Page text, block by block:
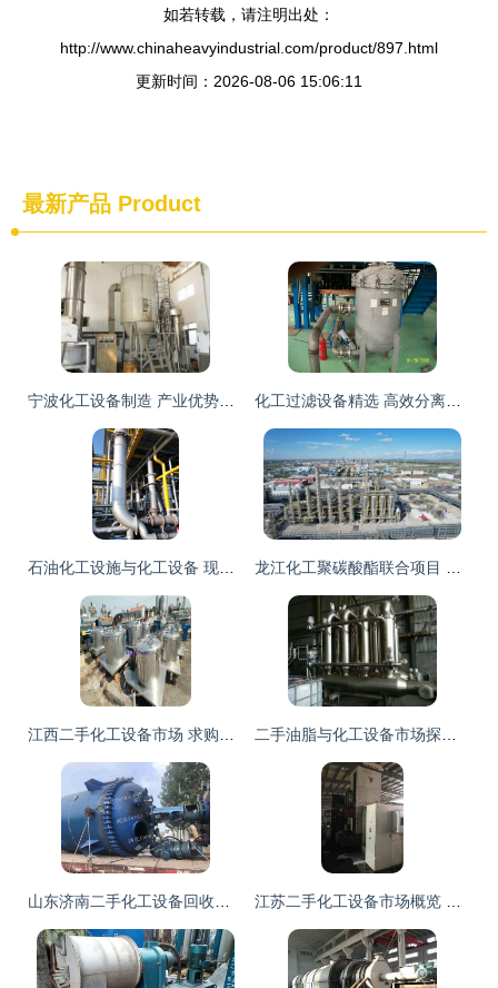
如若转载，请注明出处：
http://www.chinaheavyindustrial.com/product/897.html
更新时间：2026-08-06 15:06:11
最新产品 Product